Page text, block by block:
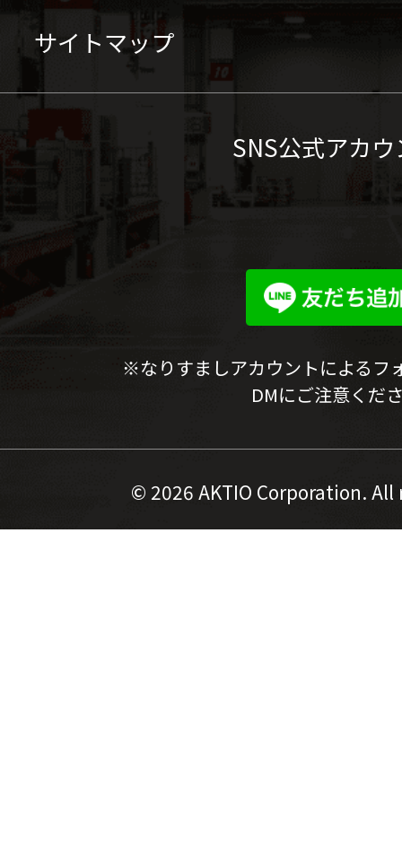
サイトマップ
SNS公式アカ
※なりすましアカウントによるフ
DMにご注意くだ
© 2026 AKTIO Corporation.